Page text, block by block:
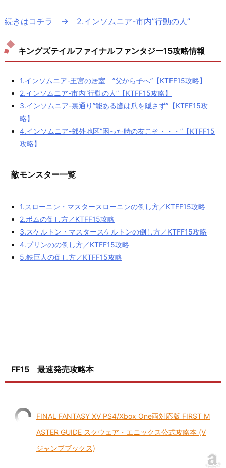
続きはコチラ → 2.インソムニア-市内”行動の人”
キングズテイルファイナルファンタジー15攻略情報
1.インソムニア-王宮の居室 ”父から子へ”【KTFF15攻略】
2.インソムニア-市内”行動の人”【KTFF15攻略】
3.インソムニア-裏通り”能ある鷹は爪を隠さず”【KTFF15攻
略】
4.インソムニア-郊外地区”困った時の友こそ・・・”【KTFF15
攻略】
敵モンスター一覧
1.スローニン・マスタースローニンの倒し方／KTFF15攻略
2.ボムの倒し方／KTFF15攻略
3.スケルトン・マスタースケルトンの倒し方／KTFF15攻略
4.プリンのの倒し方／KTFF15攻略
5.鉄巨人の倒し方／KTFF15攻略
FF15 最速発売攻略本
FINAL FANTASY XV PS4/Xbox One両対応版 FIRST M
ASTER GUIDE スクウェア・エニックス公式攻略本 (V
ジャンプブックス)